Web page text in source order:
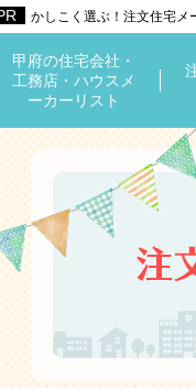
かしこく選ぶ！注文住宅メ
甲府の住宅会社・
工務店・ハウスメ
ーカーリスト